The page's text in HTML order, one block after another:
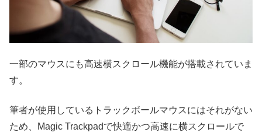
一部のマウスにも高速横スクロール機能が搭載されていま
す。
筆者が使用しているトラックボールマウスにはそれがない
ため、Magic Trackpadで快適かつ高速に横スクロールで